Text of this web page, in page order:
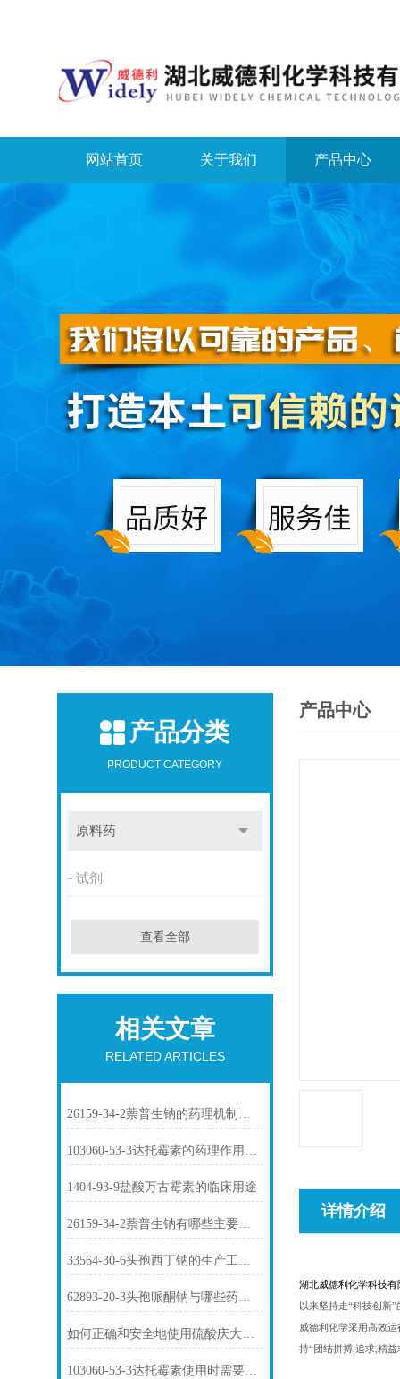
网站首页 关于我们 产品中心
产品分类
PRODUCT CATEGORY
原料药
试剂
查看全部
相关文章
RELATED ARTICLES
26159-34-2萘普生钠的药理机制与临床应用
103060-53-3达托霉素的药理作用介绍
1404-93-9盐酸万古霉素的临床用途
26159-34-2萘普生钠有哪些主要用途？
33564-30-6头孢西丁钠的生产工艺是怎样的？
62893-20-3头孢哌酮钠与哪些药物存在相互作用？
如何正确和安全地使用硫酸庆大霉素1405-41-0？
103060-53-3达托霉素使用时需要注意哪些问题？
产品中心
详情介绍
湖北威德利化学科技有
以来坚持走“科技创新
威德利化学采用高效
持“团结拼搏,追求,精